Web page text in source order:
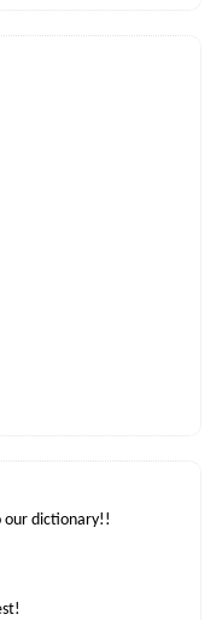
our dictionary!!